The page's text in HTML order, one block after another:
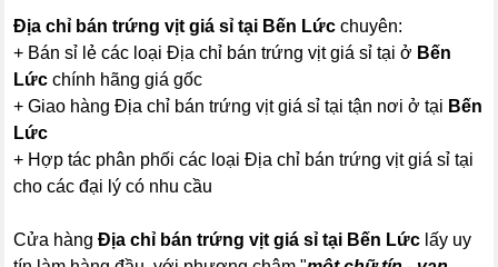
Địa chỉ bán trứng vịt giá sỉ tại Bến Lứcchuyên:
+ Bán sỉ lẻ các loại Địa chỉ bán trứng vịt giá sỉ tại ở Bến
Lức chính hãng giá gốc
+ Giao hàng Địa chỉ bán trứng vịt giá sỉ tại tận nơi ở tại Bến
Lức
+ Hợp tác phân phối các loại Địa chỉ bán trứng vịt giá sỉ tại
cho các đại lý có nhu cầu
Cửa hàngĐịa chỉ bán trứng vịt giá sỉ tại Bến Lức lấy uy